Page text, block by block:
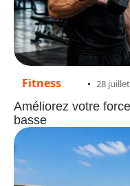
Fitness 28
Améliorez votre
basse